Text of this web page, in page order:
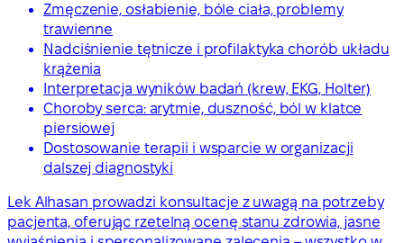
Zmęczenie, osłabienie, bóle ciała, problemy
trawienne
Nadciśnienie tętnicze i profilaktyka chorób układu
krążenia
Interpretacja wyników badań (krew, EKG, Holter)
Choroby serca: arytmie, duszność, ból w klatce
piersiowej
Dostosowanie terapii i wsparcie w organizacji
dalszej diagnostyki
Lek Alhasan prowadzi konsultacje z uwagą na potrzeby
pacjenta, oferując rzetelną ocenę stanu zdrowia, jasne